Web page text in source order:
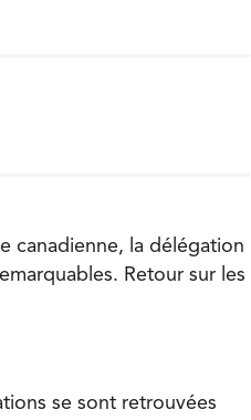
canadienne, la délégation
Retour sur les
se sont retrouvées